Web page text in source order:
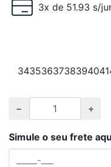
3x de 51.93 s/
3435363738394041
Simule o seu frete